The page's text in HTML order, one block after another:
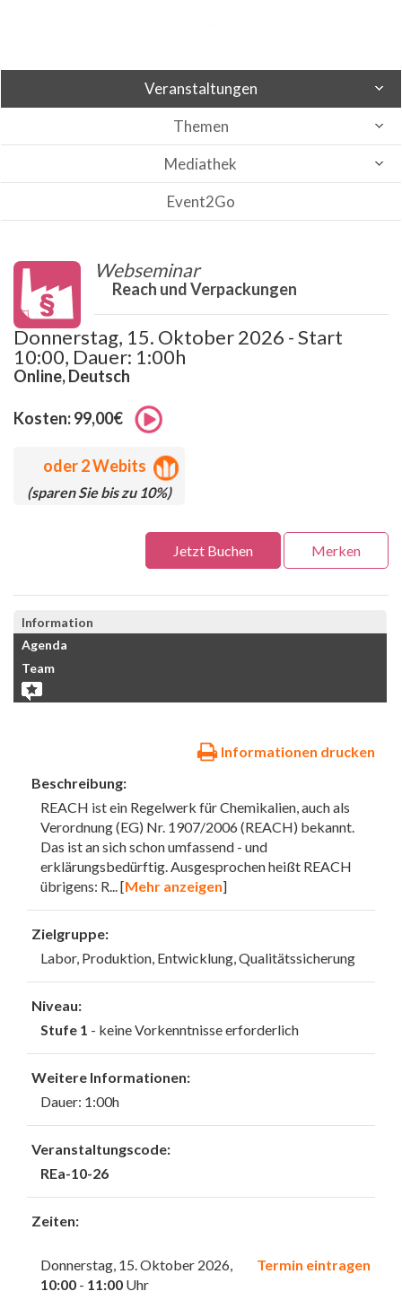
Veranstaltungen
Themen
Mediathek
Event2Go
Webseminar
Reach und Verpackungen
Donnerstag, 15. Oktober 2026 - Start
10:00, Dauer: 1:00h
Online, Deutsch
Kosten: 99,00€
oder2 Webits
(sparen Sie bis zu 10%)
Jetzt Buchen Merken
Information
Agenda
Team
Informationen drucken
Beschreibung:
REACH ist ein Regelwerk für Chemikalien, auch als
Verordnung (EG) Nr. 1907/2006 (REACH) bekannt.
Das ist an sich schon umfassend - und
erklärungsbedürftig. Ausgesprochen heißt REACH
übrigens: R ... [Mehr anzeigen]
Zielgruppe:
Labor, Produktion, Entwicklung, Qualitätssicherung
Niveau:
Stufe 1 - keine Vorkenntnisse erforderlich
Weitere Informationen:
Dauer: 1:00h
Veranstaltungscode:
REa-10-26
Zeiten:
Termin eintragen
Donnerstag, 15. Oktober 2026,
10:00 - 11:00 Uhr